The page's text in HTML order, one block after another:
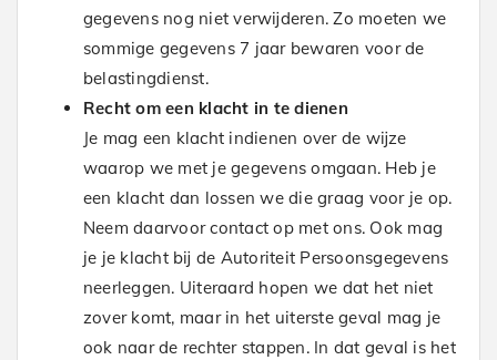
gegevens nog niet verwijderen. Zo moeten we
sommige gegevens 7 jaar bewaren voor de
belastingdienst.
Recht om een klacht in te dienen
Je mag een klacht indienen over de wijze
waarop we met je gegevens omgaan. Heb je
een klacht dan lossen we die graag voor je op.
Neem daarvoor contact op met ons. Ook mag
je je klacht bij de Autoriteit Persoonsgegevens
neerleggen. Uiteraard hopen we dat het niet
zover komt, maar in het uiterste geval mag je
ook naar de rechter stappen. In dat geval is het